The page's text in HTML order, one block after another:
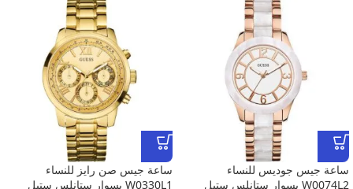
ساعة جيس جوديس للنساء
W0074L2 بسوار ستانلس ستيل
ساعة جيس صن رايز للنساء
W0330L1 بسوار ستانلس ستيل